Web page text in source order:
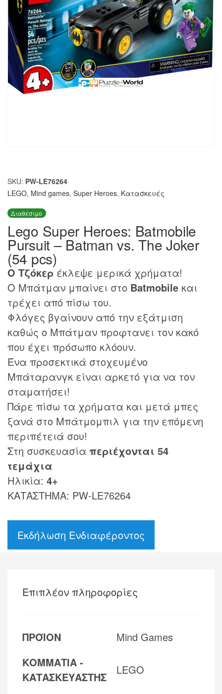
SKU: PW-LE76264
LEGO, Mind games, Super Heroes, Κατασκευές
Διαθέσιμο
Lego Super Heroes: Batmobile
Pursuit – Batman vs. The Joker
(54 pcs)
Ο Τζόκερ έκλεψε μερικά χρήματα!
Ο Μπάτμαν μπαίνει στο Batmobile και
τρέχει από πίσω του.
Φλόγες βγαίνουν από την εξάτμιση
καθώς ο Μπάτμαν προφτανει τον κακό
που έχει πρόσωπο κλόουν.
Ένα προσεκτικά στοχευμένο
Μπάταρανγκ είναι αρκετό για να τον
σταματήσει!
Πάρε πίσω τα χρήματα και μετά μπες
ξανά στο Μπάτμομπιλ για την επόμενη
περιπέτειά σου!
Στη συσκευασία περιέχονται 54
τεμάχια
Ηλικία: 4+
ΚΑΤΑΣΤΗΜΑ: PW-LE76264
Εκδήλωση Ενδιαφέροντος
Επιπλέον πληροφορίες
ΠΡΟΪΟΝ
Mind Games
ΚΟΜΜΑΤΙΑ -
ΚΑΤΑΣΚΕΥΑΣΤΗΣ
LEGO